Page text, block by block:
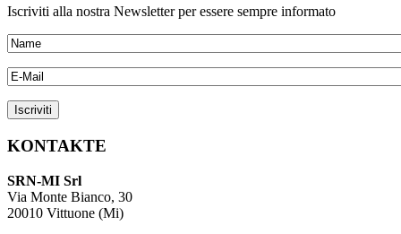
Iscriviti alla nostra Newsletter per essere sempre informato
KONTAKTE
SRN-MI Srl
Via Monte Bianco, 30
20010 Vittuone (Mi)